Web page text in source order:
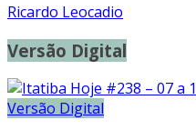
Ricardo Leocadio
Versão Digital
Versão Digital